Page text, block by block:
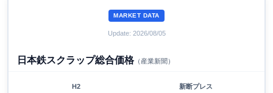
MARKET DATA
Update: 2026/08/05
日本鉄スクラップ総合価格（産業新聞）
H2 新断プレス